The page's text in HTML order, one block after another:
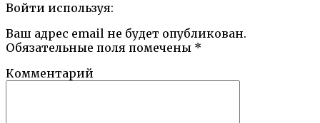
Войти используя:
Ваш адрес email не будет опубликован.
Обязательные поля помечены *
Комментарий